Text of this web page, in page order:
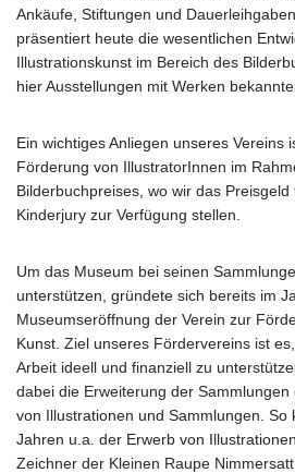
Ankäufe, Stiftungen und
präsentiert heute die wesentlichen
Illustrationskunst im Bereich des
hier Ausstellungen mit Werken
Ein wichtiges Anliegen unseres Vereins
Förderung von IllustratorInnen im
Bilderbuchpreises, wo wir das
Kinderjury zur Verfügung stellen.
Um das Museum bei seinen
unterstützen, gründete sich bereits im
Museumseröffnung der Verein zur
Kunst. Ziel unseres Fördervereins ist
Arbeit ideell und finanziell zu
dabei die Erweiterung der
von Illustrationen und Sammlungen. So
Jahren u.a. der Erwerb von
Zeichner der Kleinen Raupe